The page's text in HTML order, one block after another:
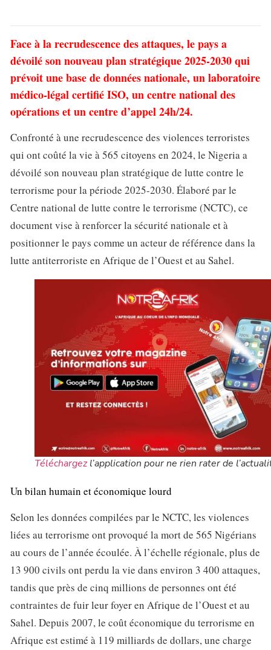
Face à la recrudescence des attaques, le pays a
dévoilé son nouveau plan stratégique 2025-2030 qui
prévoit une base de données nationale, un laboratoire
médico-légal certifié ISO, un centre national des
opérations et un centre d’appel 24h/24.
Confronté à une recrudescence des violences terroristes
qui ont coûté la vie à 565 citoyens en 2024, le Nigeria a
dévoilé son nouveau plan stratégique de lutte contre le
terrorisme pour la période 2025-2030. Élaboré par le
Centre national de lutte contre le terrorisme (NCTC), ce
document vise à renforcer la sécurité nationale et à
positionner le pays comme un acteur de référence dans la
lutte antiterroriste en Afrique de l’Ouest et au Sahel.
Téléchargezl’application pour ne rien rater de
Un bilan humain et économique lourd
Selon les données compilées par le NCTC, les violences
liées au terrorisme ont provoqué la mort de 565 Nigérians
au cours de l’année écoulée. À l’échelle régionale, plus de
13 900 civils ont perdu la vie dans environ 3 400 attaques,
tandis que près de cinq millions de personnes ont été
contraintes de fuir leur foyer en Afrique de l’Ouest et au
Sahel. Depuis 2007, le coût économique du terrorisme en
Afrique est estimé à 119 milliards de dollars, une charge